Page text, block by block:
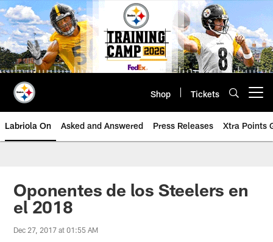
Skip
to
main
content
Shop Tickets
Labriola On Asked and Answered Press Releases Xtra Points
Oponentes de los Steelers en
el 2018
Dec 27, 2017 at 01:55 AM